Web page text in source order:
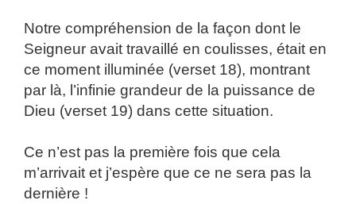
Notre compréhension de la façon dont le
Seigneur avait travaillé en coulisses, était en
ce moment illuminée (verset 18), montrant
par là, l’infinie grandeur de la puissance de
Dieu (verset 19) dans cette situation.
Ce n’est pas la première fois que cela
m’arrivait et j’espère que ce ne sera pas la
dernière !